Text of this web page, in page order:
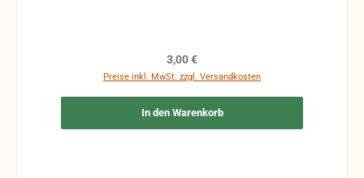
Regulärer Preis:
3,00 €
Preise inkl. MwSt. zzgl. Versandkosten
In den Warenkorb